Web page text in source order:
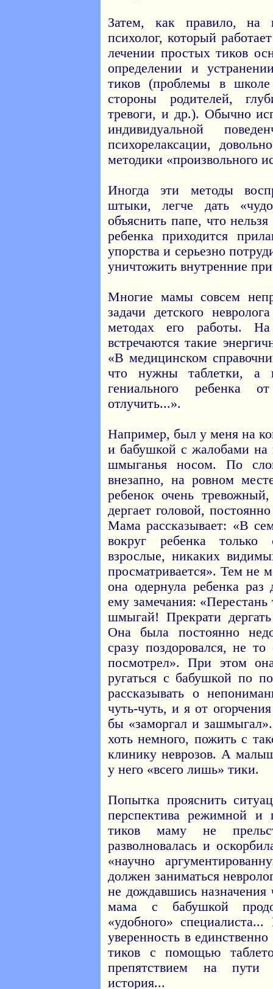
Затем, как правило, на
психолог, который
лечении простых тиков
определении и
тиков (проблемы в
стороны родителей,
тревоги, и др.). Обычно
индивидуальной
психорелаксации,
методики «произвольного
Иногда эти методы
штыки, легче дать
объяснить папе, что
ребенка приходится
упорства и серьезно
уничтожить внутренние
Многие мамы совсем
задачи детского
методах его работы.
встречаются такие
«В медицинском
что нужны таблетки, а
гениального ребенка
отлучить...».
Например, был у меня на
и бабушкой с жалобами на
шмыганья носом. По
внезапно, на ровном
ребенок очень
дергает головой,
Мама рассказывает: «В
вокруг ребенка только
взрослые, никаких
просматривается». Тем не
она одернула ребенка раз
ему замечания:
шмыгай! Прекрати
Она была постоянно
сразу поздоровался, не
посмотрел». При этом
ругаться с бабушкой по
рассказывать о
чуть-чуть, и я от
бы «заморгал и
хоть немного, пожить с
клинику неврозов. А
у него «всего лишь» тики.
Попытка прояснить
перспектива режимной и
тиков маму не
разволновалась и
«научно
должен заниматься
не дождавшись назначения
мама с бабушкой
«удобного»
уверенность в
тиков с помощью
препятствием на пути
история...